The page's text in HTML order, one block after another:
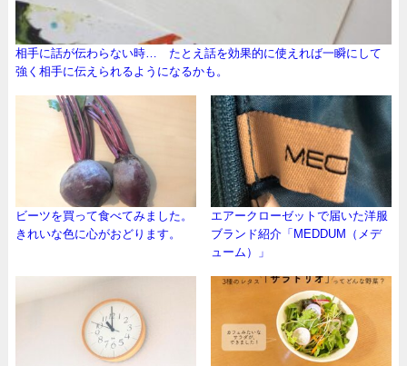
相手に話が伝わらない時… たとえ話を効果的に使えれば一瞬にして
強く相手に伝えられるようになるかも。
ビーツを買って食べてみました。
きれいな色に心がおどります。
エアークローゼットで届いた洋服
ブランド紹介「MEDDUM（メデ
ューム）」